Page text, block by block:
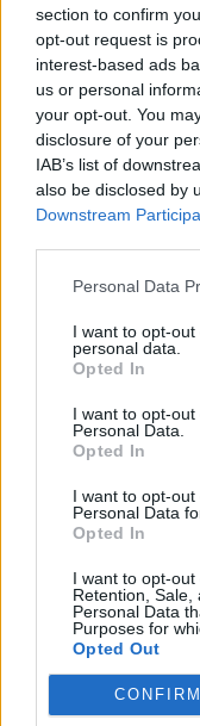
section to confirm
opt-out request is
interest-based ads
us or personal
your opt-out. You
disclosure of your
IAB’s list of
also be disclosed by
Downstream
Personal Data
I want to opt-
personal data.
Opted In
I want to opt-
Personal Data.
Opted In
I want to opt-
Personal Data
Opted In
I want to opt-out
Retention, Sale,
Personal Data
Purposes for
Opted Out
CONFIRM
proprietà o
semplice,
Conferma
automatica
Visite
visita,
fornirti tutte
Feedback
discutere
Se hai
rispondere.
degli
Comodità: Con il
preoccuparti di
o di doverli
di tutto per te.